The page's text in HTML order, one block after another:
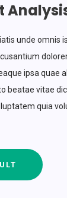
unde omnis
ipsa quae
beatae vitae
quia